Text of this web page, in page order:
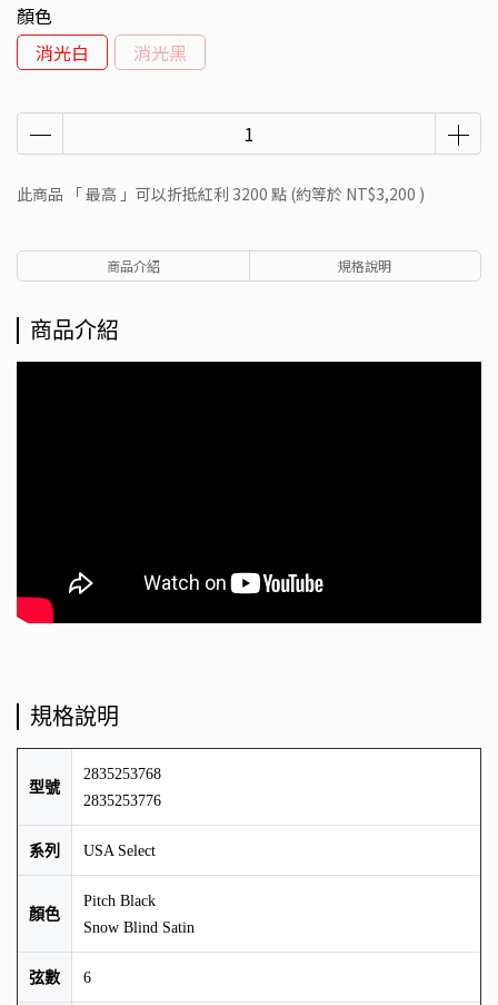
顏色
消光白
消光黑
此商品 「 最高 」可以折抵紅利 3200 點 (約等於 NT$3,200 )
商品介紹 規格說明
商品介紹
規格說明
型號
2835253768
2835253776
系列 USA Select
顏色
Pitch Black
Snow Blind Satin
弦數 6